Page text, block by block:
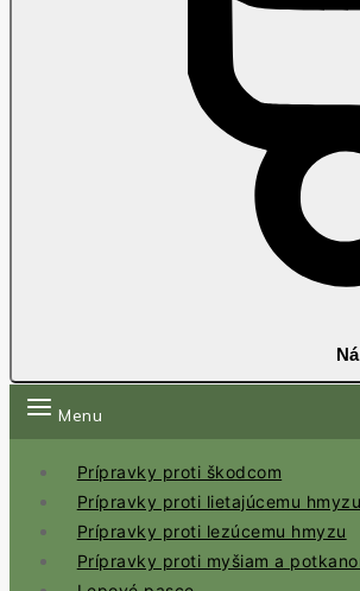
Menu
Prípravky proti škodcom
Prípravky proti lietajúcemu hmyzu
Prípravky proti lezúcemu hmyzu
Prípravky proti myšiam a